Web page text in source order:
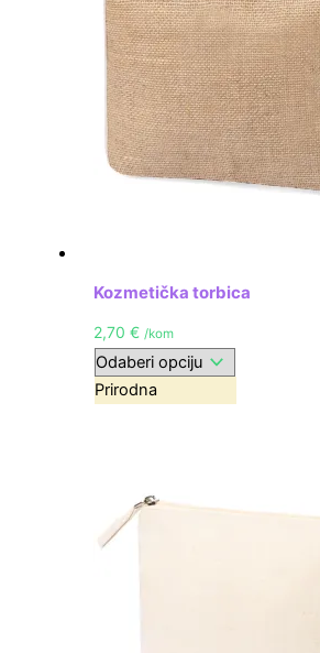
Kozmetička torbica
2,70€ /kom
Prirodna